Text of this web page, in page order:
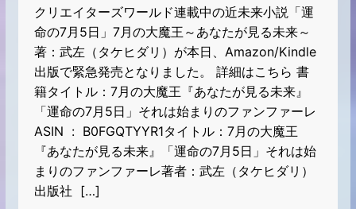
火】【たつき諒「私が見た未来」の予言】
(ギャラクシーブックス)
クリエイターズワールド連載中の近未来小説「運
命の7月5日」7月の大魔王～あなたが見る未来～
著：武左（タケヒダリ）が本日、Amazon/Kindle
出版で緊急発売となりました。 詳細はこちら 書
籍タイトル：7月の大魔王『あなたが見る未来』
「運命の7月5日」それは始まりのファンファーレ
ASIN ‏ : ‎ B0FGQTYYR1タイトル：7月の大魔王
『あなたが見る未来』「運命の7月5日」それは始
まりのファンファーレ著者：武左（タケヒダリ）
出版社 ‏ […]